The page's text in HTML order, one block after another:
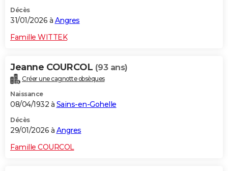
Décès
31/01/2026 à Angres
Famille WITTEK
Jeanne COURCOL (93 ans)
Créer une cagnotte obsèques
Naissance
08/04/1932 à Sains-en-Gohelle
Décès
29/01/2026 à Angres
Famille COURCOL